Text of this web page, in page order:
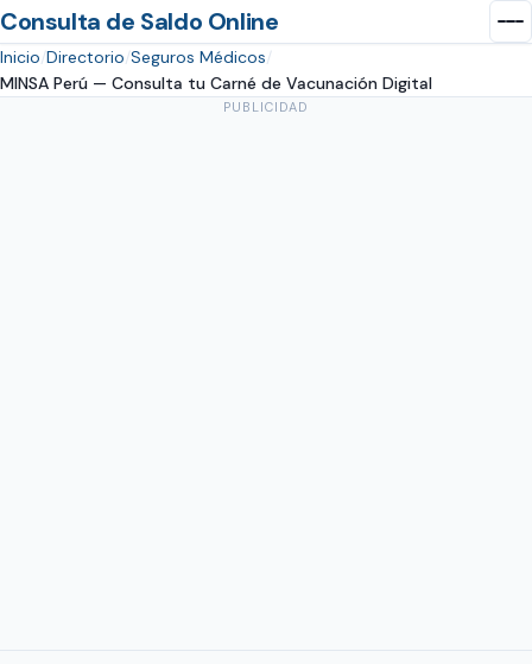
Consulta de Saldo Online
Inicio Directorio Seguros Médicos
MINSA Perú — Consulta tu Carné de Vacunación Digital
PUBLICIDAD